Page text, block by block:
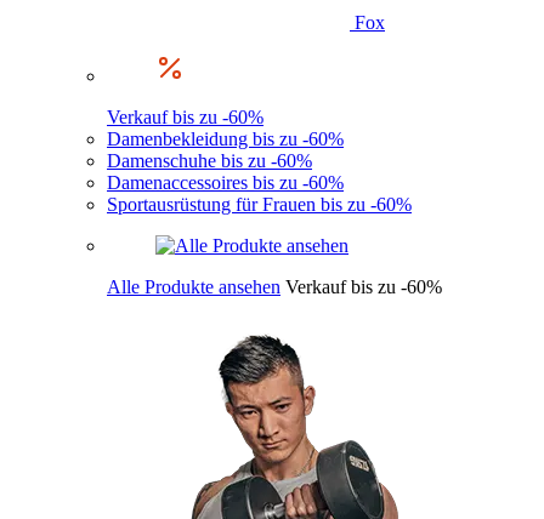
Fox
Verkauf bis zu -60%
Damenbekleidung bis zu -60%
Damenschuhe bis zu -60%
Damenaccessoires bis zu -60%
Sportausrüstung für Frauen bis zu -60%
Alle Produkte ansehen Verkauf bis zu -60%